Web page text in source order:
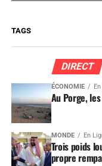
TAGS
DIRECT
ÉCONOMIE
Au Porge,
MONDE En
Trois poids
propre